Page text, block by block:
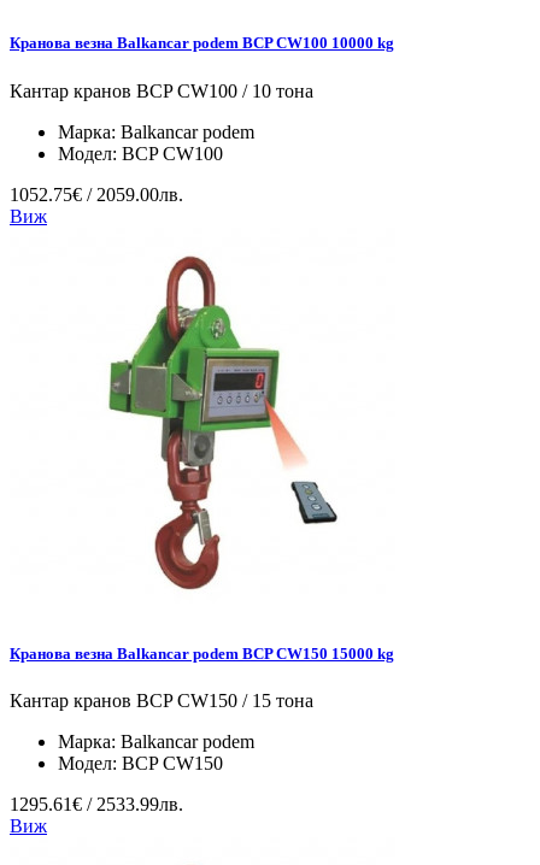
Кранова везна Balkancar podem BCP CW100 10000 kg
Кантар кранов BCP CW100 / 10 тона
Марка: Balkancar podem
Модел: BCP CW100
1052.75€ / 2059.00лв.
Виж
Кранова везна Balkancar podem BCP CW150 15000 kg
Кантар кранов BCP CW150 / 15 тона
Марка: Balkancar podem
Модел: BCP CW150
1295.61€ / 2533.99лв.
Виж